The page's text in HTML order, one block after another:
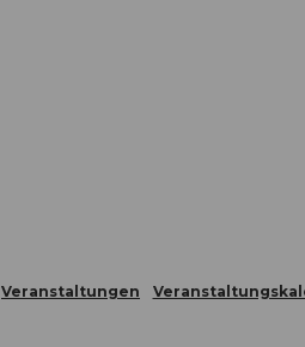
Veranstaltungen